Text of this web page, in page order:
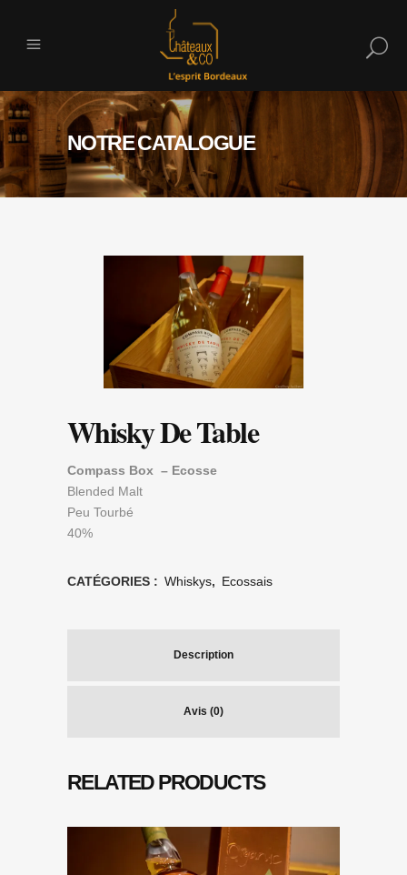
NOTRE CATALOGUE
Whisky De Table
Compass Box – Ecosse
Blended Malt
Peu Tourbé
40%
CATÉGORIES : Whiskys, Ecossais
Description
Avis (0)
RELATED PRODUCTS